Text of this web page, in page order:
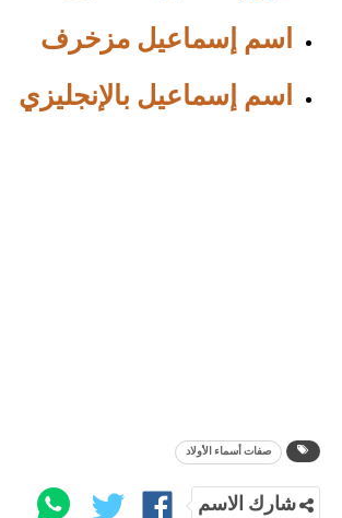
اسم إسماعيل مزخرف
اسم إسماعيل بالإنجليزي
صفات أسماء الأولاد
شارك الاسم